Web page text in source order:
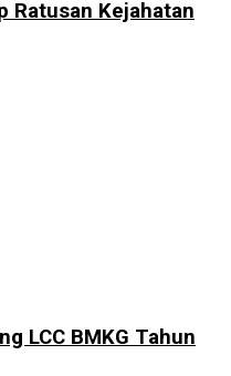
Ratusan Kejahatan
LCC BMKG Tahun